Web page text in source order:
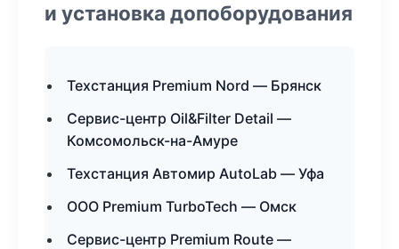
и установка допоборудования
Техстанция Premium Nord — Брянск
Сервис-центр Oil&Filter Detail —
Комсомольск-на-Амуре
Техстанция Автомир AutoLab — Уфа
ООО Premium TurboTech — Омск
Сервис-центр Premium Route —